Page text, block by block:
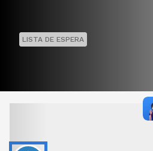
LISTA DE ESPERA